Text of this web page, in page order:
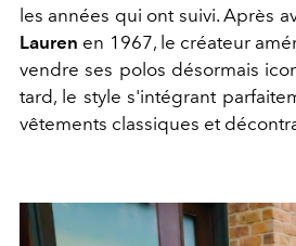
les années qui ont suivi. Après
Lauren en 1967, le créateur
vendre ses polos désormais
tard, le style s'intégrant
vêtements classiques et